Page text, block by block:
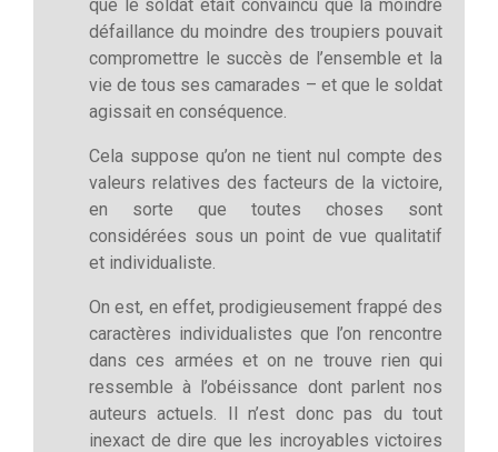
que le soldat était convaincu que la moindre
défaillance du moindre des troupiers pouvait
compromettre le succès de l’ensemble et la
vie de tous ses camarades – et que le soldat
agissait en conséquence.
Cela suppose qu’on ne tient nul compte des
valeurs relatives des facteurs de la victoire,
en sorte que toutes choses sont
considérées sous un point de vue qualitatif
et individualiste.
On est, en effet, prodigieusement frappé des
caractères individualistes que l’on rencontre
dans ces armées et on ne trouve rien qui
ressemble à l’obéissance dont parlent nos
auteurs actuels. Il n’est donc pas du tout
inexact de dire que les incroyables victoires